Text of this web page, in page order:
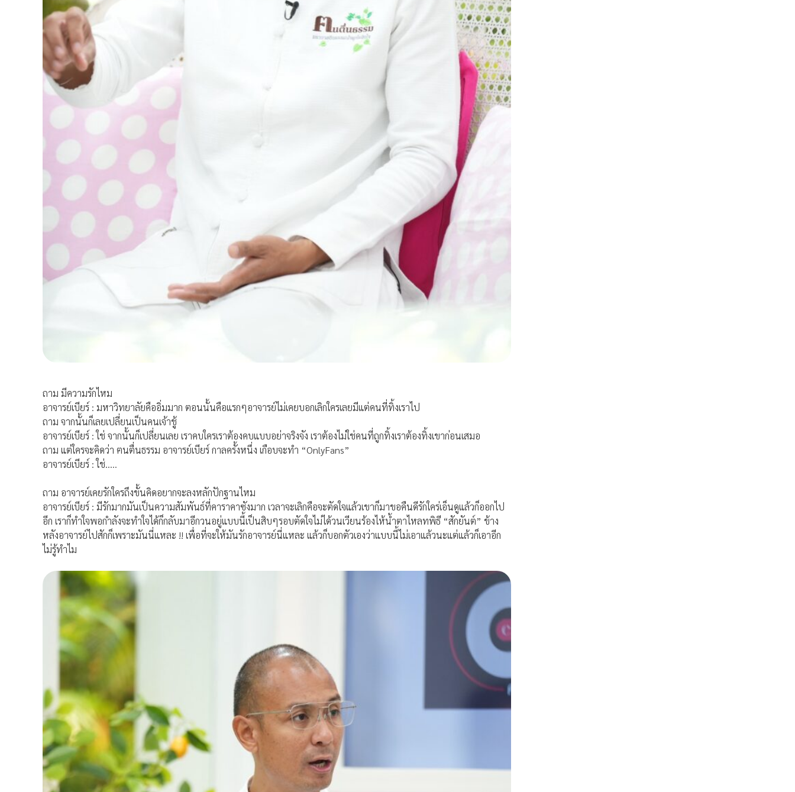
ถาม มีความรักไหม
อาจารย์เบียร์ : มหาวิทยาลัยคืออิ่มมาก ตอนนั้นคือแรกๆอาจารย์ไม่เคยบอกเลิกใครเลยมีแต่คนที่ทิ้งเราไป
ถาม จากนั้นก็เลยเปลี่ยนเป็นคนเจ้าชู้
อาจารย์เบียร์ : ใช่ จากนั้นก็เปลี่ยนเลย เราคบใครเราต้องคบแบบอย่าจริงจัง เราต้องไม่ใช่คนที่ถูกทิ้งเราต้องทิ้งเขาก่อนเสมอ
ถาม แต่ใครจะคิดว่า ฅนตื่นธรรม อาจารย์เบียร์ กาลครั้งหนึ่ง เกือบจะทำ “OnlyFans”
อาจารย์เบียร์ : ใช่…..
ถาม อาจารย์เคยรักใครถึงขั้นคิดอยากจะลงหลักปักฐานไหม
อาจารย์เบียร์ : มีรักมากมันเป็นความสัมพันธ์ที่คาราคาซังมาก เวลาจะเลิกคือจะตัดใจแล้วเขาก็มาขอคืนดีรักใคร่เอ็นดูแล้วก็ออกไป
อีก เราก็ทำใจพอกำลังจะทำใจได้ก็กลับมาอีกวนอยู่แบบนี้เป็นสิบๆรอบตัดใจไม่ได้วนเวียนร้องไห้น้ำตาไหลทพิธี “สักยันต์” ข้าง
หลังอาจารย์ไปสักก็เพราะมันนี่แหละ !! เพื่อที่จะให้มันรักอาจารย์นี่แหละ แล้วก็บอกตัวเองว่าแบบนี้ไม่เอาแล้วนะแต่แล้วก็เอาอีก
ไม่รู้ทำไม